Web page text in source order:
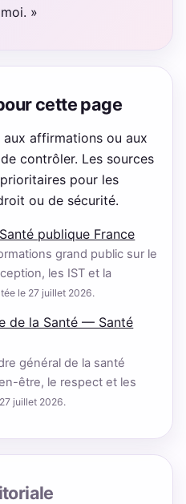
»
cette page
affirmations ou aux
contrôler. Les sources
pour les
ou de sécurité.
publique France
grand public sur le
les IST et la
le 27 juillet 2026.
de la Santé — Santé
général de la santé
être, le respect et les
juillet 2026.